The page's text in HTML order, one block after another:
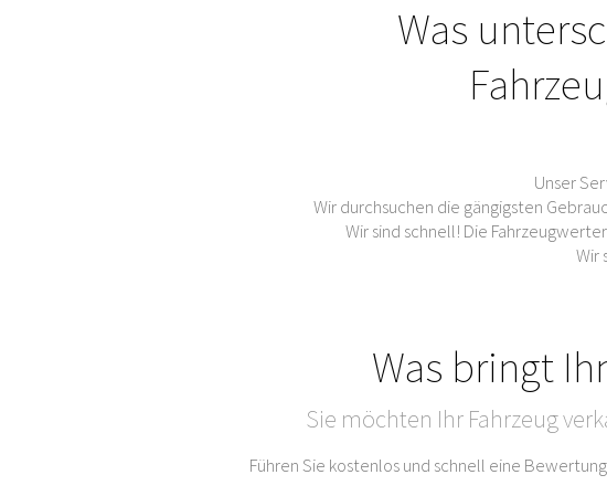
Was
Unser
Wir durchsuchen die gängigsten
Wir sind schnell! Die
Wir
Was bringt
Sie möchten Ihr Fahrzeug
Führen Sie kostenlos und schnell eine